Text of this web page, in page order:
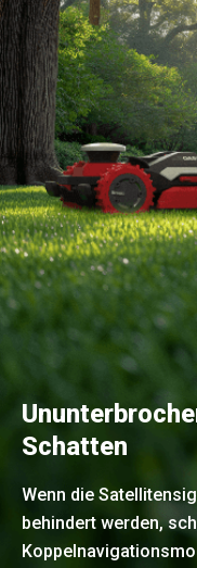
Schatten
Wenn die
behindert werden,